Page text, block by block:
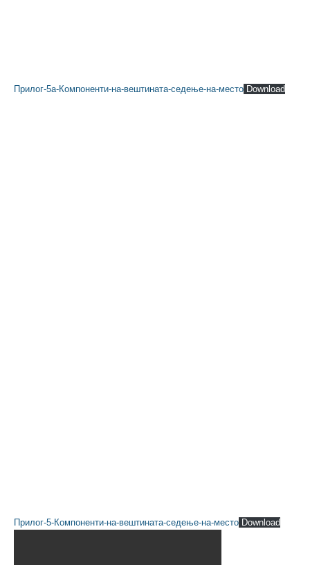
Прилог-5а-Компоненти-на-вештината-седење-на-место Download
Прилог-5-Компоненти-на-вештината-седење-на-место Download